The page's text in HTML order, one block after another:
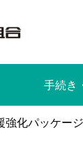
手続き
強化パッケー